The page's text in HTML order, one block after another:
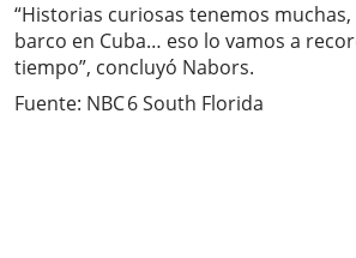
“Historias curiosas tenemos
barco en Cuba… eso lo vamos a
tiempo”, concluyó Nabors.
Fuente: NBC 6 South Florida